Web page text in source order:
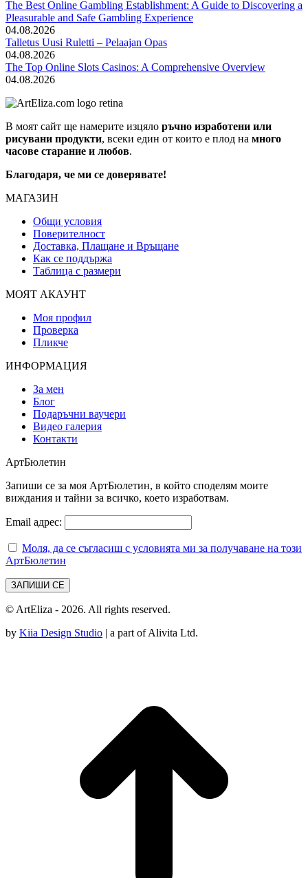
The Best Online Gambling Establishment: A Guide to Discovering a
Pleasurable and Safe Gambling Experience
04.08.2026
Talletus Uusi Ruletti – Pelaajan Opas
04.08.2026
The Top Online Slots Casinos: A Comprehensive Overview
04.08.2026
В моят сайт ще намерите изцяло ръчно изработени или
рисувани продукти, всеки един от които е плод на много
часове старание и любов.
Благодаря, че ми се доверявате!
МАГАЗИН
Общи условия
Поверителност
Доставка, Плащане и Връщане
Как се поддържа
Таблица с размери
МОЯТ АКАУНТ
Моя профил
Проверка
Пликче
ИНФОРМАЦИЯ
За мен
Блог
Подаръчни ваучери
Видео галерия
Контакти
АртБюлетин
Запиши се за моя АртБюлетин, в който споделям моите
виждания и тайни за всичко, което изработвам.
Email адрес:
Моля, да се съгласиш с условията ми за получаване на този
АртБюлетин
© ArtEliza - 2026. All rights reserved.
by Kiia Design Studio | a part of Alivita Ltd.